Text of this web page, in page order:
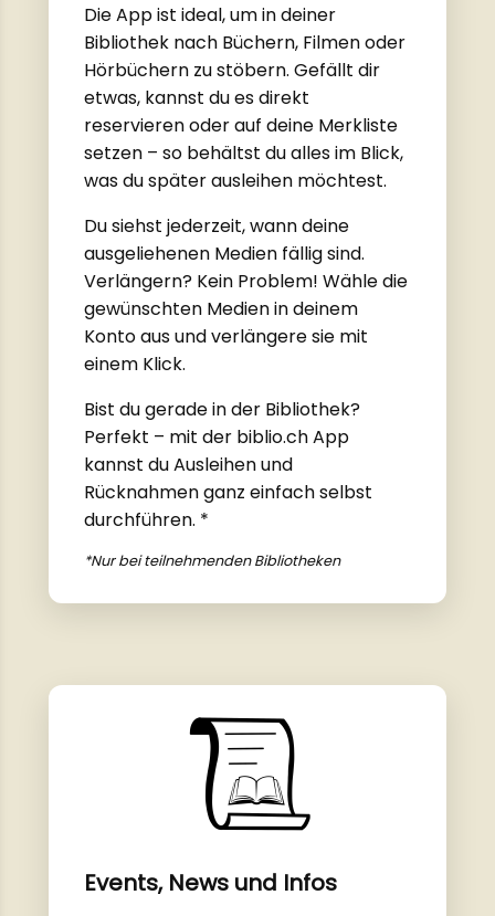
Die App ist ideal, um in deiner
Bibliothek nach Büchern, Filmen oder
Hörbüchern zu stöbern. Gefällt dir
etwas, kannst du es direkt
reservieren oder auf deine Merkliste
setzen – so behältst du alles im Blick,
was du später ausleihen möchtest.
Du siehst jederzeit, wann deine
ausgeliehenen Medien fällig sind.
Verlängern? Kein Problem! Wähle die
gewünschten Medien in deinem
Konto aus und verlängere sie mit
einem Klick.
Bist du gerade in der Bibliothek?
Perfekt – mit der biblio.ch App
kannst du Ausleihen und
Rücknahmen ganz einfach selbst
durchführen. *
*Nur bei teilnehmenden Bibliotheken
Events, News und Infos